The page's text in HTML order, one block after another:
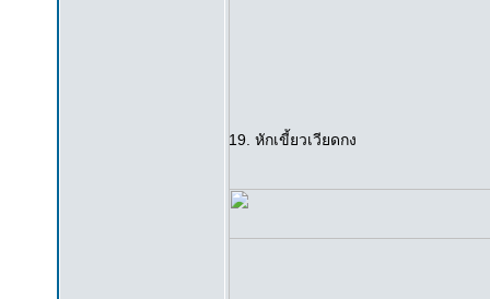
19. หักเขี้ยวเวียดกง